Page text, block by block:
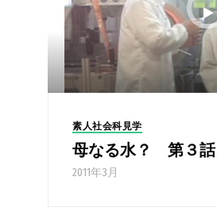
素人社会科見学
母なる水？ 第３話
2011年3月